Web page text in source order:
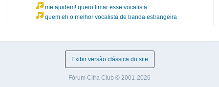
me ajudem! quero limar esse vocalista
quem eh o melhor vocalista de banda estrangeira
Exibir versão clássica do site
Fórum Cifra Club © 2001-2026